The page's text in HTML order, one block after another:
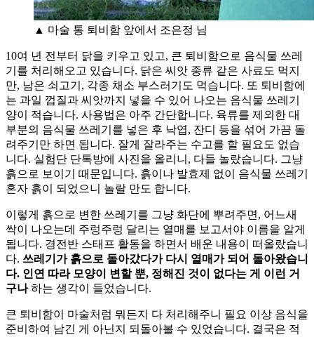
▲ 마술 통 퇴비함 앞에서 조은정 님
10여 년 전부터 닭을 키우고 있고, 큰 퇴비함으로 음식물 쓰레
기를 처리해오고 있습니다. 닭은 씨앗 종류 같은 사료도 먹지
만, 남은 쇠고기, 각종 채소 부스러기도 먹습니다. 또 퇴비함에
는 과일 껍질과 씨앗까지 넣을 수 있어 나오는 음식물 쓰레기
양이 적습니다. 사용법은 아주 간단합니다. 육류를 제외한 대
부분의 음식물 쓰레기를 넣은 후 낙엽, 잔디 등을 섞어 가끔 돌
려주기만 하면 됩니다. 잘게 잘라주는 수고를 할 필요도 없습
니다. 실험단 단톡방에 사진을 올리니, 다들 놀랐습니다. 그냥
흙으로 보이기 때문입니다. 흙이나 발효제 없이 음식물 쓰레기
혼자 흙이 되었으니 놀랄 만도 합니다.
이렇게 흙으로 변한 쓰레기를 그냥 화단에 뿌려주면, 어느새
싹이 나오는데 주렁주렁 달리는 열매를 보고서야 이름을 알게
됩니다. 경전반 스태프 활동을 하면서 배운 내용이 떠올랐습니
다. 쓰레기가 흙으로 돌아갔다가 다시 열매가 되어 돌아왔습니
다. 인연 따라 모양이 변할 뿐, 정해진 것이 없다는 게 이런 거
구나하는 생각이 들었습니다.
큰 퇴비함이 마술처럼 뭐든지 다 처리해주니 필요 이상 음식을
준비하여 남긴 게 아닌지 되돌아볼 수 있었습니다. 결국은 적